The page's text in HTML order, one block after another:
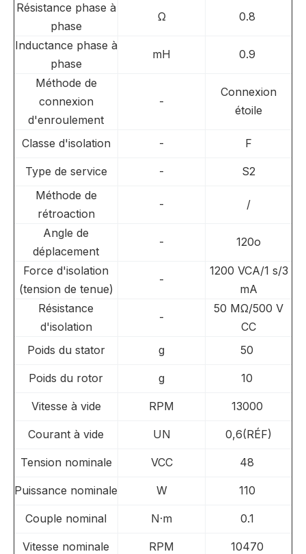
Résistance phase à
phase
Ω 0.8
Inductance phase à
phase
mH 0.9
Méthode de
connexion
d'enroulement
-
Connexion
étoile
Classe d'isolation - F
Type de service -
S2
Méthode de
rétroaction
- /
Angle de
déplacement
- 120o
Force d'isolation
(tension de tenue)
-
1200 VCA/1 s/3
mA
Résistance
d'isolation
-
50 MΩ/500 V
CC
Poids du stator
g 50
Poids du rotor g 10
Vitesse à vide RPM 13000
Courant à vide UN 0,6(RÉF)
Tension nominale VCC 48
Puissance nominale W 110
Couple nominal N·m 0.1
Vitesse nominale RPM 10470